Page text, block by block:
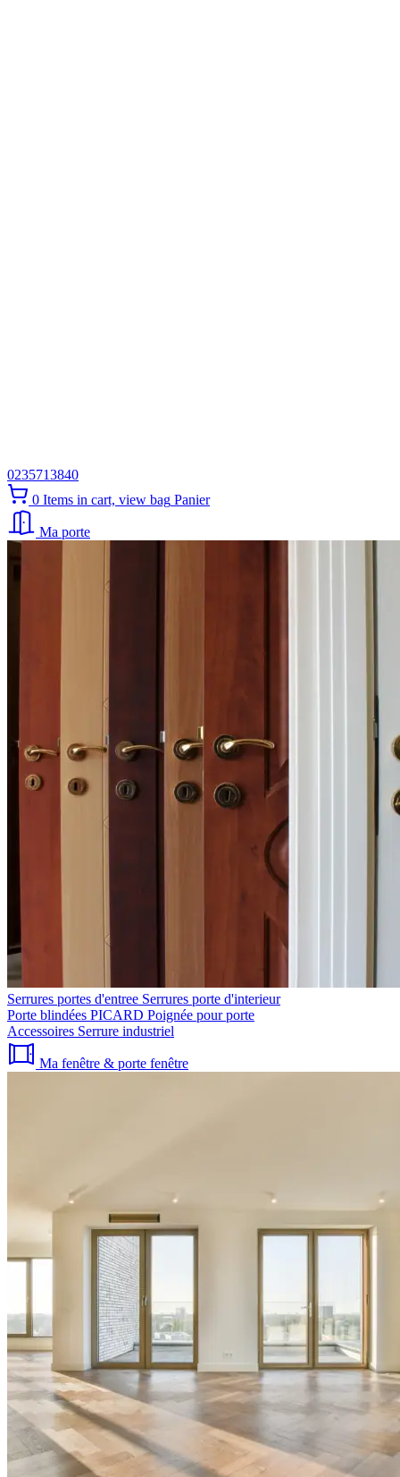
0235713840
0 Items in cart, view bag Panier
Ma porte
Serrures portes d'entree Serrures porte d'interieur
Porte blindées PICARD Poignée pour porte
Accessoires Serrure industriel
Ma fenêtre & porte fenêtre